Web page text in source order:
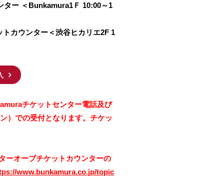
ター ＜Bunkamura1Ｆ 10:00～1
カウンター＜渋谷ヒカリエ2F 1
チケットセンター電話及び
）での受付となります。チケッ
ーオーブチケットカウンターの
www.bunkamura.co.jp/topic